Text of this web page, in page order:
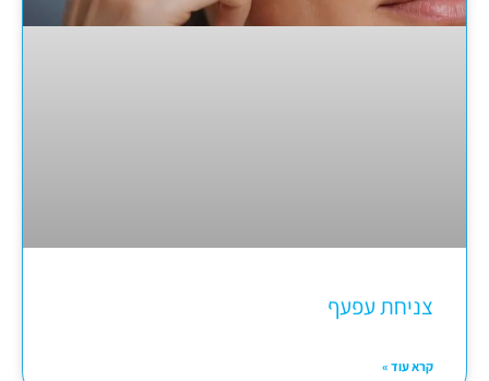
צניחת עפעף
קרא עוד »